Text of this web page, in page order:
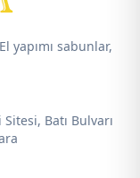
yapımı sabunlar,
Batı Bulvarı